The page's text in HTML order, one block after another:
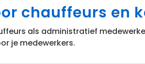
chauffeurs en
als administratief
je medewerkers.